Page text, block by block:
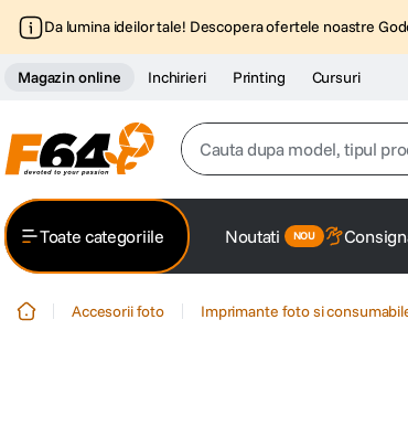
Da lumina ideilor tale! Descopera ofertele noastre
Magazin online Inchirieri Printing Cursuri
Cauta dupa model, tipul
2. trepied
Toate categoriile Noutati
Accesorii foto Imprimante foto si